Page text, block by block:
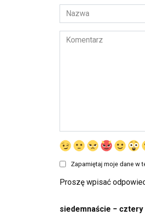
Nazwa
*
Komentarz
Zapamiętaj moje dane w
Proszę wpisać
siedemnaście − cztery